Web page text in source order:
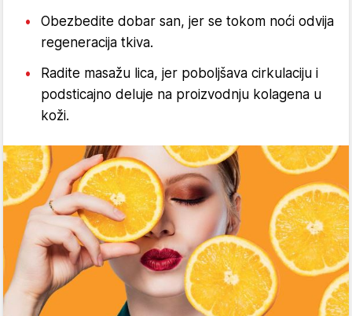
Obezbedite dobar san, jer se tokom noći odvija
regeneracija tkiva.
Radite masažu lica, jer poboljšava cirkulaciju i
podsticajno deluje na proizvodnju kolagena u
koži.